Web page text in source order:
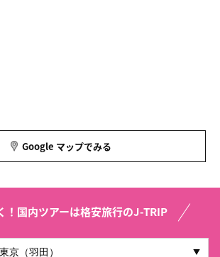
Google マップでみる
！国内ツアーは格安旅行のJ-TRIP